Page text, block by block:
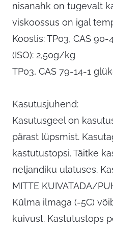
nisanahk on tugevalt
viskoossus on igal
Koostis: TP03, CAS
(ISO): 2,50g/kg
TP03, CAS 79-14-1
Kasutusjuhend:
Kasutusgeel on
pärast lüpsmist.
kastutustopsi. Täitke
neljandiku ulatuses.
MITTE KUIVATADA/
Külma ilmaga (-5C)
kuivust. Kastutustops